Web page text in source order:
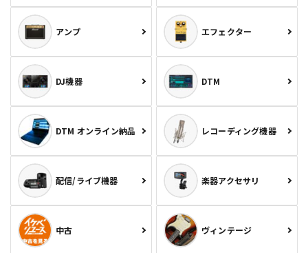
アンプ エフェクター
DJ機器 DTM
DTM オンライン納品 レコーディング機器
配信/ライブ機器 楽器アクセサリ
中古 ヴィンテージ